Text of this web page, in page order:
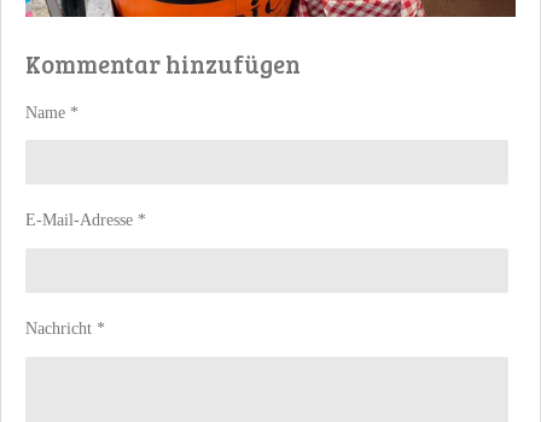
Kommentar hinzufügen
Name *
E-Mail-Adresse *
Nachricht *